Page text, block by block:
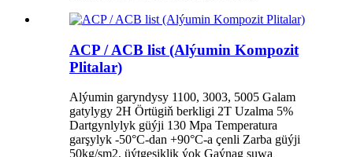
ACP / ACB list (Alýumin Kompozit
Plitalar)
Alýumin garyndysy 1100, 3003, 5005 Galam
gatylygy 2H Örtügiň berkligi 2T Uzalma 5%
Dartgynlylyk güýji 130 Mpa Temperatura
garşylyk -50°C-dan +90°C-a çenli Zarba güýji
50kg/sm2, üýtgeşiklik ýok Gaýnag suwa